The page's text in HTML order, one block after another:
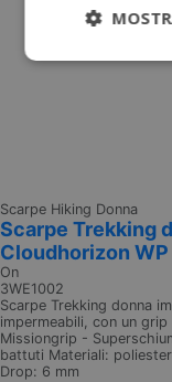
Scarpe Hiking Donna
Scarpe Trekking
Cloudhorizon WP
On
3WE1002
Scarpe Trekking donna
impermeabili, con un
Missiongrip -
battuti Materiali:
Drop: 6 mm